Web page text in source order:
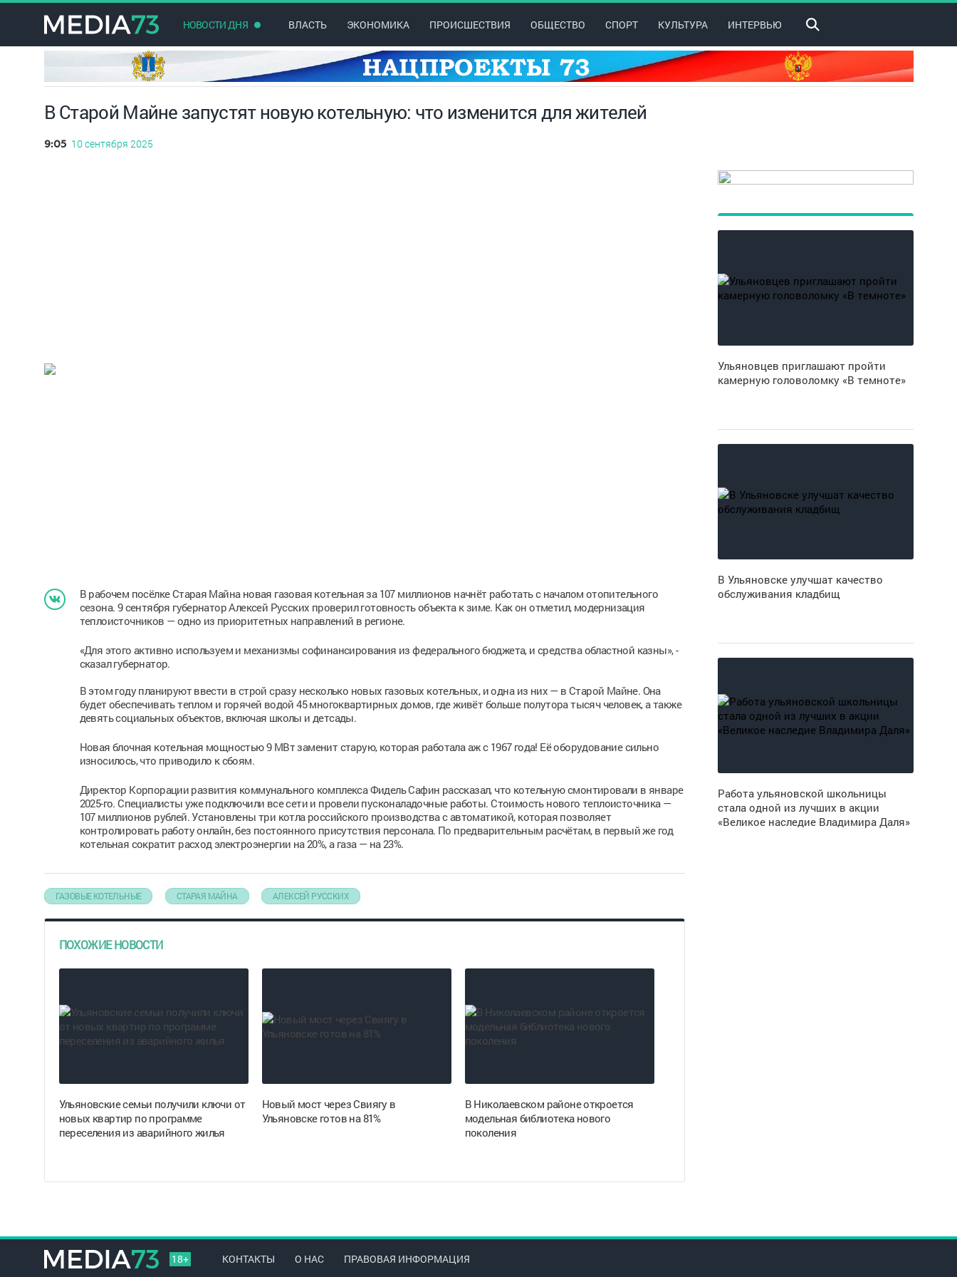
НОВОСТИ ДНЯ ВЛАСТЬ ЭКОНОМИКА ПРОИСШЕСТВИЯ ОБЩЕСТВО СПОРТ КУЛЬТУРА ИНТЕРВЬЮ
В Старой Майне запустят новую котельную: что изменится для жителей
9:05 10 сентября 2025
В рабочем посёлке Старая Майна новая газовая котельная за 107 миллионов начнёт работать с началом отопительного
сезона. 9 сентября губернатор Алексей Русских проверил готовность объекта к зиме. Как он отметил, модернизация
теплоисточников — одно из приоритетных направлений в регионе.
«Для этого активно используем и механизмы софинансирования из федерального бюджета, и средства областной казны», -
сказал губернатор.
В этом году планируют ввести в строй сразу несколько новых газовых котельных, и одна из них — в Старой Майне. Она
будет обеспечивать теплом и горячей водой 45 многоквартирных домов, где живёт больше полутора тысяч человек, а также
девять социальных объектов, включая школы и детсады.
Новая блочная котельная мощностью 9 МВт заменит старую, которая работала аж с 1967 года! Её оборудование сильно
износилось, что приводило к сбоям.
Директор Корпорации развития коммунального комплекса Фидель Сафин рассказал, что котельную смонтировали в январе
2025-го. Специалисты уже подключили все сети и провели пусконаладочные работы. Стоимость нового теплоисточника —
107 миллионов рублей. Установлены три котла российского производства с автоматикой, которая позволяет
контролировать работу онлайн, без постоянного присутствия персонала. По предварительным расчётам, в первый же год
котельная сократит расход электроэнергии на 20%, а газа — на 23%.
ГАЗОВЫЕ КОТЕЛЬНЫЕ СТАРАЯ МАЙНА АЛЕКСЕЙ РУССКИХ
ПОХОЖИЕ НОВОСТИ
Ульяновские семьи получили ключи от
новых квартир по программе
переселения из аварийного жилья
Новый мост через Свиягу в
Ульяновске готов на 81%
В Николаевском районе откроется
модельная библиотека нового
поколения
Ульяновцев приглашают пройти
камерную головоломку «В темноте»
В Ульяновске улучшат качество
обслуживания кладбищ
Работа ульяновской школьницы
стала одной из лучших в акции
«Великое наследие Владимира Даля»
18+ КОНТАКТЫ О НАС ПРАВОВАЯ ИНФОРМАЦИЯ